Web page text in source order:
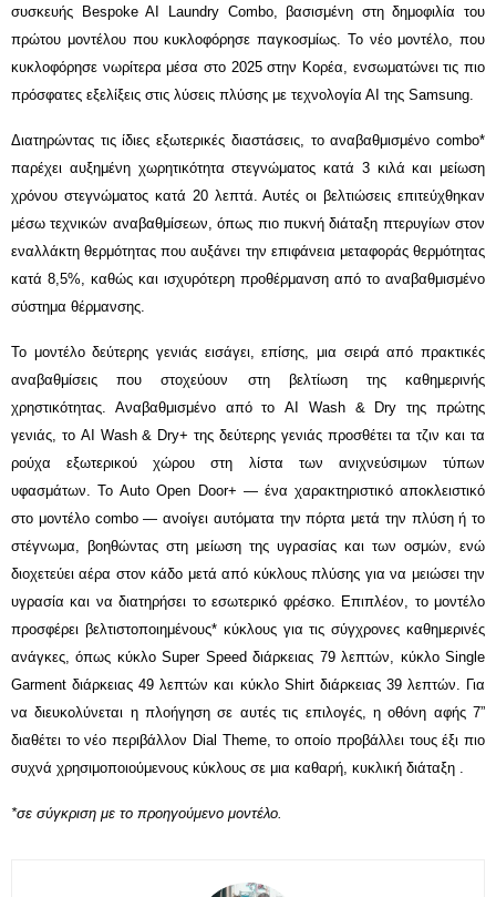
συσκευής Bespoke AI Laundry Combo, βασισμένη στη δημοφιλία του
πρώτου μοντέλου που κυκλοφόρησε παγκοσμίως. Το νέο μοντέλο, που
κυκλοφόρησε νωρίτερα μέσα στο 2025 στην Κορέα, ενσωματώνει τις πιο
πρόσφατες εξελίξεις στις λύσεις πλύσης με τεχνολογία ΑΙ της Samsung.
Διατηρώντας τις ίδιες εξωτερικές διαστάσεις, το αναβαθμισμένο combo*
παρέχει αυξημένη χωρητικότητα στεγνώματος κατά 3 κιλά και μείωση
χρόνου στεγνώματος κατά 20 λεπτά. Αυτές οι βελτιώσεις επιτεύχθηκαν
μέσω τεχνικών αναβαθμίσεων, όπως πιο πυκνή διάταξη πτερυγίων στον
εναλλάκτη θερμότητας που αυξάνει την επιφάνεια μεταφοράς θερμότητας
κατά 8,5%, καθώς και ισχυρότερη προθέρμανση από το αναβαθμισμένο
σύστημα θέρμανσης.
Το μοντέλο δεύτερης γενιάς εισάγει, επίσης, μια σειρά από πρακτικές
αναβαθμίσεις που στοχεύουν στη βελτίωση της καθημερινής
χρηστικότητας. Αναβαθμισμένο από το AI Wash & Dry της πρώτης
γενιάς, το AI Wash & Dry+ της δεύτερης γενιάς προσθέτει τα τζιν και τα
ρούχα εξωτερικού χώρου στη λίστα των ανιχνεύσιμων τύπων
υφασμάτων. Το Auto Open Door+ — ένα χαρακτηριστικό αποκλειστικό
στο μοντέλο combo — ανοίγει αυτόματα την πόρτα μετά την πλύση ή το
στέγνωμα, βοηθώντας στη μείωση της υγρασίας και των οσμών, ενώ
διοχετεύει αέρα στον κάδο μετά από κύκλους πλύσης για να μειώσει την
υγρασία και να διατηρήσει το εσωτερικό φρέσκο. Επιπλέον, το μοντέλο
προσφέρει βελτιστοποιημένους* κύκλους για τις σύγχρονες καθημερινές
ανάγκες, όπως κύκλο Super Speed διάρκειας 79 λεπτών, κύκλο Single
Garment διάρκειας 49 λεπτών και κύκλο Shirt διάρκειας 39 λεπτών. Για
να διευκολύνεται η πλοήγηση σε αυτές τις επιλογές, η οθόνη αφής 7”
διαθέτει το νέο περιβάλλον Dial Theme, το οποίο προβάλλει τους έξι πιο
συχνά χρησιμοποιούμενους κύκλους σε μια καθαρή, κυκλική διάταξη .
*σε σύγκριση με το προηγούμενο μοντέλο.